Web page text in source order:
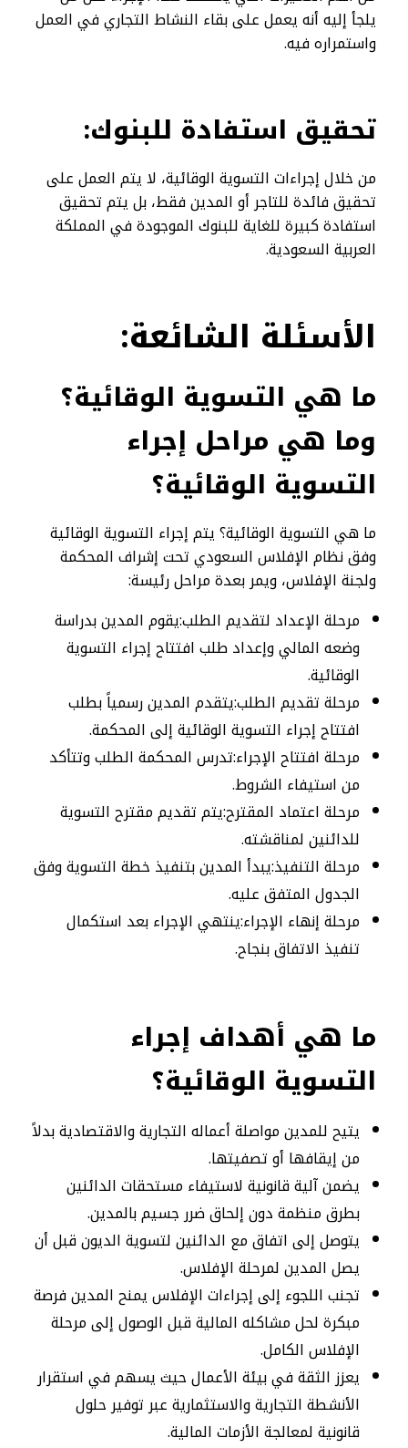
يلجأ إليه أنه يعمل على بقاء النشاط التجاري في العمل
واستمراره فيه.
تحقيق استفادة للبنوك:
من خلال إجراءات التسوية الوقائية، لا يتم العمل على
تحقيق فائدة للتاجر أو المدين فقط، بل يتم تحقيق
استفادة كبيرة للغاية للبنوك الموجودة في المملكة
العربية السعودية.
الأسئلة الشائعة:
ما هي التسوية الوقائية؟
وما هي مراحل إجراء
التسوية الوقائية؟
ما هي التسوية الوقائية؟ يتم إجراء التسوية الوقائية
وفق نظام الإفلاس السعودي تحت إشراف المحكمة
ولجنة الإفلاس، ويمر بعدة مراحل رئيسة:
مرحلة الإعداد لتقديم الطلب:يقوم المدين بدراسة
وضعه المالي وإعداد طلب افتتاح إجراء التسوية
الوقائية.
مرحلة تقديم الطلب:يتقدم المدين رسمياً بطلب
افتتاح إجراء التسوية الوقائية إلى المحكمة.
مرحلة افتتاح الإجراء:تدرس المحكمة الطلب وتتأكد
من استيفاء الشروط.
مرحلة اعتماد المقترح:يتم تقديم مقترح التسوية
للدائنين لمناقشته.
مرحلة التنفيذ:يبدأ المدين بتنفيذ خطة التسوية وفق
الجدول المتفق عليه.
مرحلة إنهاء الإجراء:ينتهي الإجراء بعد استكمال
تنفيذ الاتفاق بنجاح.
ما هي أهداف إجراء
التسوية الوقائية؟
يتيح للمدين مواصلة أعماله التجارية والاقتصادية بدلاً
من إيقافها أو تصفيتها.
يضمن آلية قانونية لاستيفاء مستحقات الدائنين
بطرق منظمة دون إلحاق ضرر جسيم بالمدين.
يتوصل إلى اتفاق مع الدائنين لتسوية الديون قبل أن
يصل المدين لمرحلة الإفلاس.
تجنب اللجوء إلى إجراءات الإفلاس يمنح المدين فرصة
مبكرة لحل مشاكله المالية قبل الوصول إلى مرحلة
الإفلاس الكامل.
يعزز الثقة في بيئة الأعمال حيث يسهم في استقرار
الأنشطة التجارية والاستثمارية عبر توفير حلول
قانونية لمعالجة الأزمات المالية.